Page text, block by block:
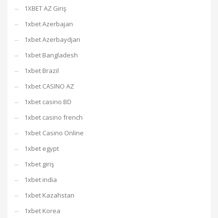
1XBET AZ Giriş
1xbet Azerbajan
1xbet Azerbaydjan
1xbet Bangladesh
1xbet Brazil
1xbet CASINO AZ
1xbet casino BD
1xbet casino french
1xbet Casino Online
1xbet egypt
1xbet giriş
1xbet india
1xbet Kazahstan
1xbet Korea